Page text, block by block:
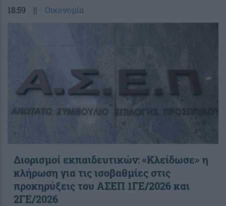
18:59 || Οικονομία
Διορισμοί εκπαιδευτικών: «Κλείδωσε» η
κλήρωση για τις ισοβαθμίες στις
προκηρύξεις του ΑΣΕΠ 1ΓΕ/2026 και
2ΓΕ/2026